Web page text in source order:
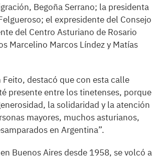
Begoña Serrano; la presidenta
el expresidente del Consejo
del Centro Asturiano de Rosario
Marcelino Marcos Líndez y Matías
destacó que con esta calle
presente entre los tinetenses, porque
la solidaridad y la atención
mayores, muchos asturianos,
en Argentina”.
Buenos Aires desde 1958, se volcó a